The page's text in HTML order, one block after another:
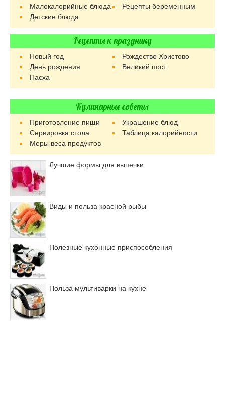
Малокалорийные блюда
Рецепты беременным
Детские блюда
Рецепты к празднику
Новый год
Рождество Христово
День рождения
Великий пост
Пасха
Кулинарные советы
Приготовление пищи
Украшение блюд
Сервировка стола
Таблица калорийности
Меры веса продуктов
Лучшие формы для выпечки
Виды и польза красной рыбы
Полезные кухонные приспособления
Польза мультиварки на кухне